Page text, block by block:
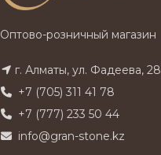
Оптово-розничный магазин
г. Алматы, ул. Фадеева, 28
+7 (705) 311 41 78
+7 (777) 233 50 44
info@gran-stone.kz